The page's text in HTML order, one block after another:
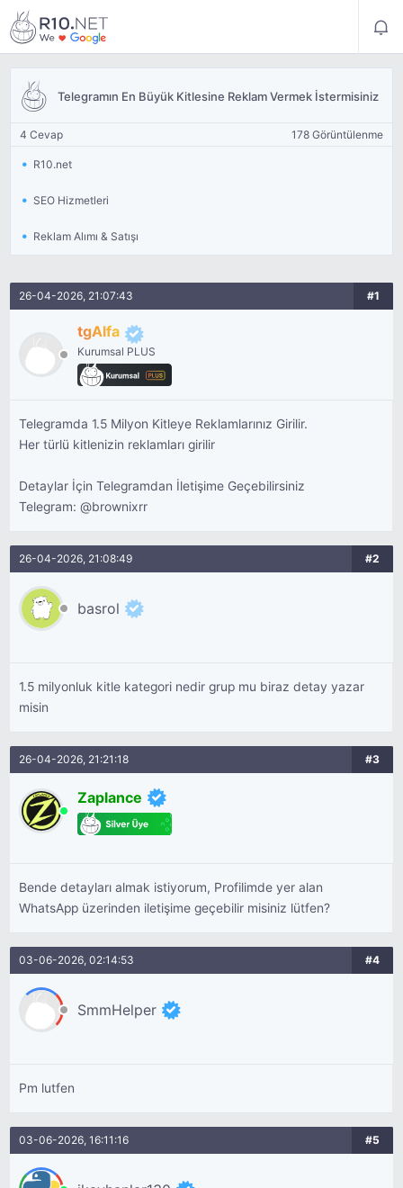
Telegramın En Büyük Kitlesine Reklam Vermek İstermisiniz
4 Cevap 178 Görüntülenme
R10.net
SEO Hizmetleri
Reklam Alımı & Satışı
26-04-2026, 21:07:43 #1
tgAlfa
Kurumsal PLUS
Telegramda 1.5 Milyon Kitleye Reklamlarınız Girilir.
Her türlü kitlenizin reklamları girilir
Detaylar İçin Telegramdan İletişime Geçebilirsiniz
Telegram: @brownixrr
26-04-2026, 21:08:49 #2
basrol
1.5 milyonluk kitle kategori nedir grup mu biraz detay yazar
misin
26-04-2026, 21:21:18 #3
Zaplance
Bende detayları almak istiyorum, Profilimde yer alan
WhatsApp üzerinden iletişime geçebilir misiniz lütfen?
03-06-2026, 02:14:53 #4
SmmHelper
Pm lutfen
03-06-2026, 16:11:16 #5